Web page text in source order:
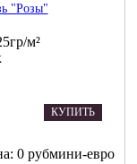
"Розы"
м²
КУПИТЬ
0 рубмини-евро